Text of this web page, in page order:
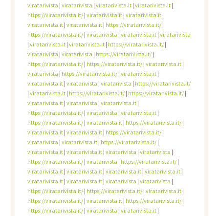
viratarivista | viratarivista | viratarivista.it| viratarivista.it|
https://viratarivista.it/| viratarivista.it| viratarivista.it|
viratarivista.it| viratarivista.it| https://viratarivista.it/|
https://viratarivista.it/| viratarivista | viratarivista.it| viratarivista
| viratarivista.it| viratarivista.it| https://viratarivista.it/|
viratarivista | viratarivista | https://viratarivista.it/|
https://viratarivista.it/| https://viratarivista.it/| viratarivista.it|
viratarivista | https://viratarivista.it/| viratarivista.it|
viratarivista.it| viratarivista | viratarivista | https://viratarivista.it/
| viratarivista.it| https://viratarivista.it/| https://viratarivista.it/|
viratarivista.it| viratarivista | viratarivista.it|
https://viratarivista.it/| viratarivista | viratarivista.it|
https://viratarivista.it/| viratarivista.it| https://viratarivista.it/|
viratarivista.it| viratarivista.it| https://viratarivista.it/|
viratarivista | viratarivista.it| https://viratarivista.it/|
viratarivista.it| viratarivista.it| viratarivista | viratarivista |
https://viratarivista.it/| viratarivista | https://viratarivista.it/|
viratarivista.it| viratarivista.it| viratarivista.it| viratarivista.it|
viratarivista.it| viratarivista.it| viratarivista | viratarivista |
https://viratarivista.it/| https://viratarivista.it/| viratarivista.it|
https://viratarivista.it/| viratarivista.it| https://viratarivista.it/|
https://viratarivista.it/| viratarivista | viratarivista.it|